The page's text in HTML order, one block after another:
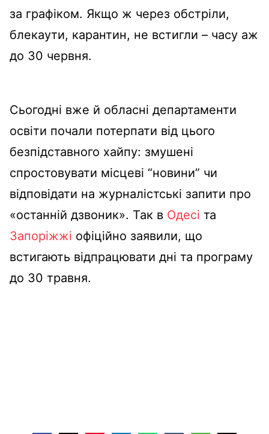
за графіком. Якщо ж через обстріли,
блекаути, карантин, не встигли – часу аж
до 30 червня.
Сьогодні вже й обласні департаменти
освіти почали потерпати від цього
безпідставного хайпу: змушені
спростовувати місцеві “новини” чи
відповідати на журналістські запити про
«останній дзвоник». Так в Одесі та
Запоріжжі офіційно заявили, що
встигають відпрацювати дні та програму
до 30 травня.